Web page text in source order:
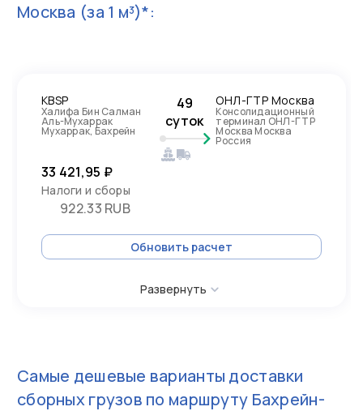
Москва (за 1 м³)*:
KBSP
Халифа Бин Салман
Аль-Мухаррак
Мухаррак, Бахрейн
49
суток
ОНЛ-ГТР Москва
Консолидационный
терминал ОНЛ-ГТР
Москва Москва
Россия
33 421,95 ₽
Налоги и сборы
922.33 RUB
Обновить расчет
Развернуть
Самые дешевые варианты доставки
сборных грузов по маршруту Бахрейн-